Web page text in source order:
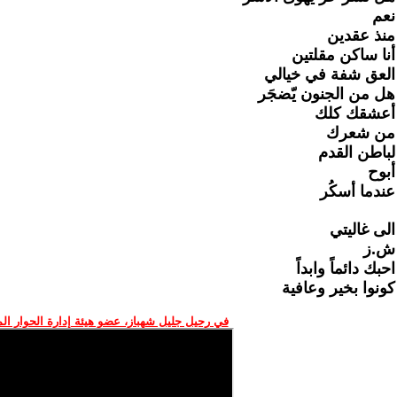
نعم
منذ عقدين
أنا ساكن مقلتين
العق شفة في خيالي
هل من الجنون يّضجَر
أعشقك كلك
من شعرك
لباطن القدم
أبوح
عندما أسكُر
الى غاليتي
ش.ز
احبك دائماً وابداً
كونوا بخير وعافية
في رحيل جليل شهباز، عضو هيئة إدارة الحوار